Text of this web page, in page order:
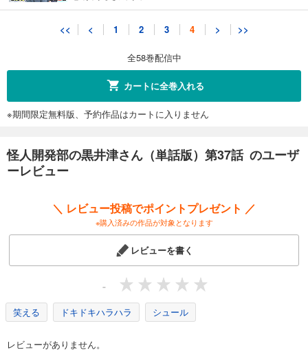
怪人開発部の黒井津さん（単話版）第40話
怪人開発部の黒井津さん（単話版）第41話
完結
怪人開発部の黒井津さん（単話版）第42話
165円 (税込)
あらすじを表示する
怪人開発部の黒井津さん（単話版）第43話
<< < 1 2 3 4 > >>
全58巻配信中
カートに全巻入れる
※期間限定無料版、予約作品はカートに入りません
怪人開発部の黒井津さん（単話版）第37話 のユーザ
ーレビュー
＼ レビュー投稿でポイントプレゼント ／
※購入済みの作品が対象となります
レビューを書く
-
笑える ドキドキハラハラ シュール
レビューがありません。